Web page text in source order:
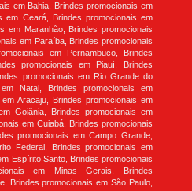
em Bahia, Brindes promocionais em
em Ceará, Brindes promocionais em
em Maranhão, Brindes promocionais
em Paraíba, Brindes promocionais
em Pernambuco, Brindes
promocionais em Piauí, Brindes
promocionais em Rio Grande do
Natal, Brindes promocionais em
Aracaju, Brindes promocionais em
Goiânia, Brindes promocionais em
em Cuiabá, Brindes promocionais
promocionais em Campo Grande,
Federal, Brindes promocionais em
Espírito Santo, Brindes promocionais
em Minas Gerais, Brindes
Brindes promocionais em São Paulo,